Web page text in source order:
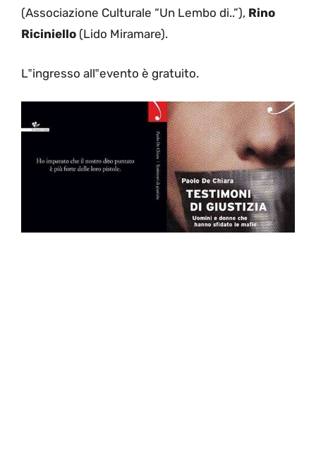
(Associazione Culturale “Un Lembo di..”), Rino
Riciniello (Lido Miramare).
L‟ingresso all‟evento è gratuito.